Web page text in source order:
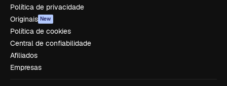
Política de privacidade
Originais New
Política de cookies
Central de confiabilidade
Afiliados
Empresas